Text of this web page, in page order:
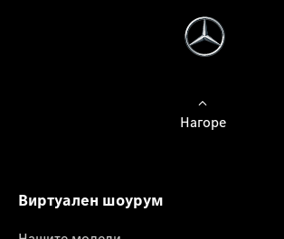
Нагоре
Виртуален шоурум